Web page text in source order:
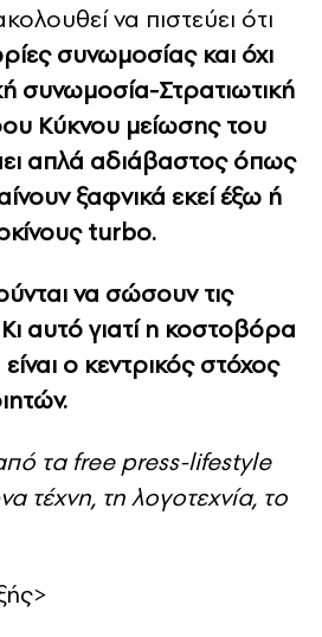
να πιστεύει ότι
συνωμοσίας και όχι
συνωμοσία-Στρατιωτική
Κύκνου μείωσης του
απλά αδιάβαστος όπως
ξαφνικά εκεί έξω ή
turbo.
να σώσουν τις
αυτό γιατί η κοστοβόρα
ο κεντρικός στόχος
τα free press-lifestyle
τέχνη, τη λογοτεχνία, το